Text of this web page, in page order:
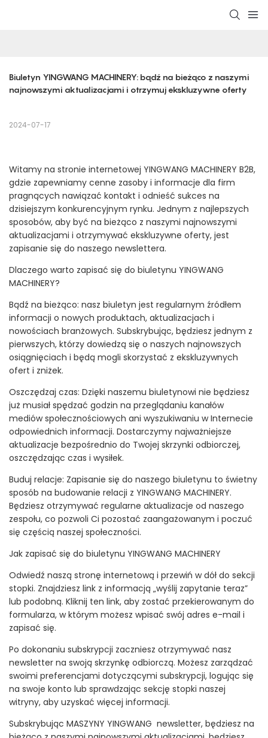
Biuletyn YINGWANG MACHINERY: bądź na bieżąco z naszymi
najnowszymi aktualizacjami i otrzymuj ekskluzywne oferty
2024-07-17
Witamy na stronie internetowej YINGWANG MACHINERY B2B,
gdzie zapewniamy cenne zasoby i informacje dla firm
pragnących nawiązać kontakt i odnieść sukces na
dzisiejszym konkurencyjnym rynku. Jednym z najlepszych
sposobów, aby być na bieżąco z naszymi najnowszymi
aktualizacjami i otrzymywać ekskluzywne oferty, jest
zapisanie się do naszego newslettera.
Dlaczego warto zapisać się do biuletynu YINGWANG
MACHINERY?
Bądź na bieżąco: nasz biuletyn jest regularnym źródłem
informacji o nowych produktach, aktualizacjach i
nowościach branżowych. Subskrybując, będziesz jednym z
pierwszych, którzy dowiedzą się o naszych najnowszych
osiągnięciach i będą mogli skorzystać z ekskluzywnych
ofert i zniżek.
Oszczędzaj czas: Dzięki naszemu biuletynowi nie będziesz
już musiał spędzać godzin na przeglądaniu kanałów
mediów społecznościowych ani wyszukiwaniu w Internecie
odpowiednich informacji. Dostarczymy najważniejsze
aktualizacje bezpośrednio do Twojej skrzynki odbiorczej,
oszczędzając czas i wysiłek.
Buduj relacje: Zapisanie się do naszego biuletynu to świetny
sposób na budowanie relacji z YINGWANG MACHINERY.
Będziesz otrzymywać regularne aktualizacje od naszego
zespołu, co pozwoli Ci pozostać zaangażowanym i poczuć
się częścią naszej społeczności.
Jak zapisać się do biuletynu YINGWANG MACHINERY
Odwiedź naszą stronę internetową i przewiń w dół do sekcji
stopki. Znajdziesz link z informacją „wyślij zapytanie teraz”
lub podobną. Kliknij ten link, aby zostać przekierowanym do
formularza, w którym możesz wpisać swój adres e-mail i
zapisać się.
Po dokonaniu subskrypcji zaczniesz otrzymywać nasz
newsletter na swoją skrzynkę odbiorczą. Możesz zarządzać
swoimi preferencjami dotyczącymi subskrypcji, logując się
na swoje konto lub sprawdzając sekcję stopki naszej
witryny, aby uzyskać więcej informacji.
Subskrybując MASZYNY YINGWANG newsletter, będziesz na